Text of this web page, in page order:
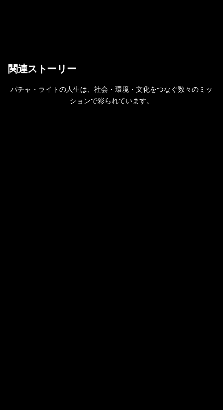
関連ストーリー
パチャ・ライトの人生は、社会・環境・文化をつなぐ数々のミッ
ションで彩られています。